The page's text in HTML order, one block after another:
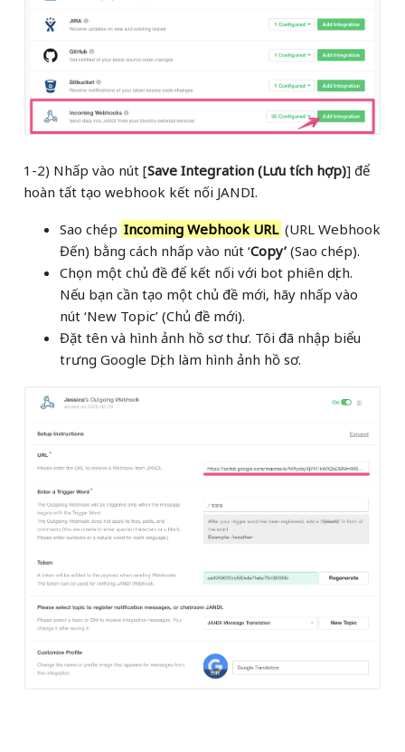
1-2) Nhấp vào nút [Save Integration (Lưu tích hợp)] để
hoàn tất tạo webhook kết nối JANDI.
Sao chép Incoming Webhook URL (URL Webhook
Đến) bằng cách nhấp vào nút ‘Copy’(Sao chép).
Chọn một chủ đề để kết nối với bot phiên dịch.
Nếu bạn cần tạo một chủ đề mới, hãy nhấp vào
nút ‘New Topic’ (Chủ đề mới).
Đặt tên và hình ảnh hồ sơ thư. Tôi đã nhập biểu
trưng Google Dịch làm hình ảnh hồ sơ.